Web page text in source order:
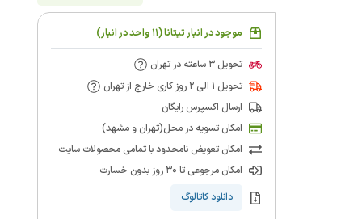
موجود در انبار تیتانا (11 واحد در انبار)
تحویل 3 ساعته در تهران
تحویل 1 الی 2 روز کاری خارج از تهران
ارسال اکسپرس رایگان
امکان تسویه در محل(تهران و مشهد)
امکان تعویض نامحدود با تمامی محصولات سایت
امکان مرجوعی تا 30 روز بدون خسارت
دانلود کاتالوگ